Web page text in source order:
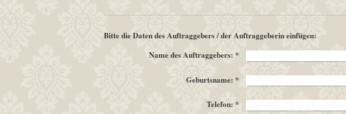
Bitte die Daten des Auftraggebers / der Auftraggeberin einfügen:
Name des Auftraggebers: *
Geburtsname: *
Telefon: *